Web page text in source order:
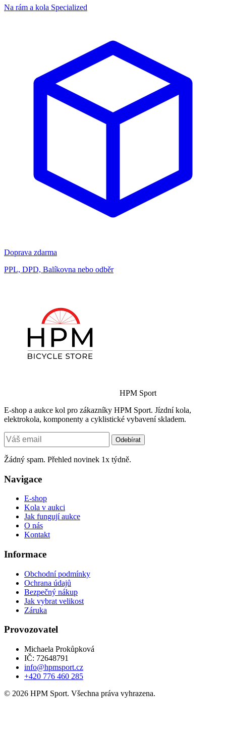
Na rám a kola Specialized
Doprava zdarma
PPL, DPD, Balíkovna nebo odběr
HPM Sport
E-shop a aukce kol pro zákazníky HPM Sport. Jízdní kola,
elektrokola, komponenty a cyklistické vybavení skladem.
Odebírat
Žádný spam. Přehled novinek 1x týdně.
Navigace
E-shop
Kola v aukci
Jak fungují aukce
O nás
Kontakt
Informace
Obchodní podmínky
Ochrana údajů
Bezpečný nákup
Jak vybrat velikost
Záruka
Provozovatel
Michaela Prokůpková
IČ: 72648791
info@hpmsport.cz
+420 776 460 285
© 2026 HPM Sport. Všechna práva vyhrazena.